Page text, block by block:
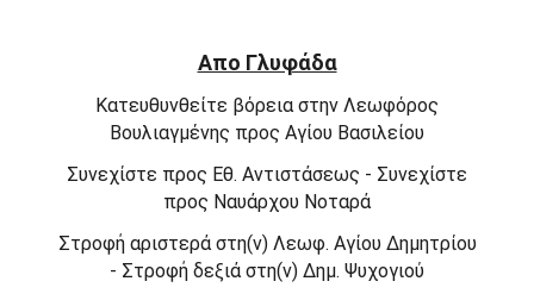
Απο Γλυφάδα
Κατευθυνθείτε βόρεια στην Λεωφόρος
Βουλιαγμένης προς Αγίου Βασιλείου
Συνεχίστε προς Εθ. Αντιστάσεως - Συνεχίστε
προς Ναυάρχου Νοταρά
Στροφή αριστερά στη(ν) Λεωφ. Αγίου Δημητρίου
- Στροφή δεξιά στη(ν) Δημ. Ψυχογιού